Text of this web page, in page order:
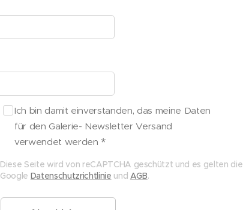
Ich bin damit einverstanden, das meine Daten
für den Galerie- Newsletter Versand
verwendet werden
Diese Seite wird von reCAPTCHA geschützt und es gelten die
Google Datenschutzrichtlinie und AGB.